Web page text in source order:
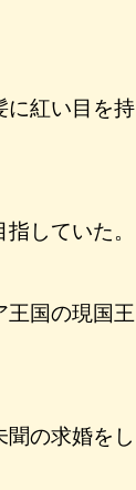
に紅い目を持
していた。
王国の現国王
の求婚をし